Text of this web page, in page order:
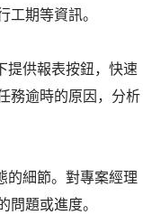
期等資訊。
提供報表按鈕，快速
務逾時的原因，分析
的細節。對專案經理
題或進度。